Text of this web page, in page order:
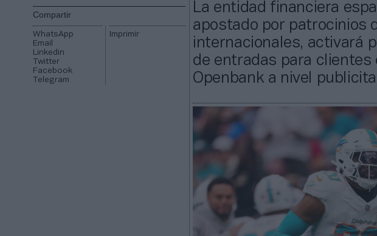
Compartir
WhatsApp
Email
Linkedin
Twitter
Facebook
Telegram
Imprimir
La entidad financiera
apostado por patrocinios
internacionales, activará
de entradas para clientes
Openbank a nivel